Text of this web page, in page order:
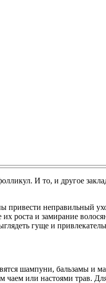
И то, и другое
неправильный
их роста и замирание
гуще и
шампуни, бальзамы и
или настоями трав.